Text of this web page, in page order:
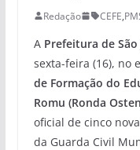
Redação CEFE,
APrefeitura de São
sexta-feira (16), no
de Formação do
Romu (Ronda
oficial de cinco
da Guarda Civil